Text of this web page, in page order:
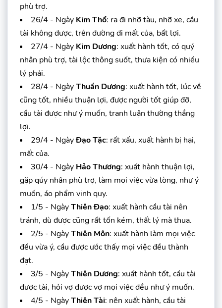
phù trợ.
26/4 - Ngày Kim Thổ: ra đi nhỡ tàu, nhỡ xe, cầu
tài không được, trên đường đi mất của, bất lợi.
27/4 - Ngày Kim Dương: xuất hành tốt, có quý
nhân phù trợ, tài lộc thông suốt, thưa kiện có nhiều
lý phải.
28/4 - NgàyThuần Dương: xuất hành tốt, lúc về
cũng tốt, nhiều thuận lợi, được người tốt giúp đỡ,
cầu tài được như ý muốn, tranh luận thường thắng
lợi.
29/4 - NgàyĐạo Tặc: rất xấu, xuất hành bị hại,
mất của.
30/4 - Ngày Hảo Thương: xuất hành thuận lợi,
gặp qúy nhân phù trợ, làm mọi việc vừa lòng, như ý
muốn, áo phẩm vinh quy.
1/5 - NgàyThiên Đạo: xuất hành cầu tài nên
tránh, dù được cũng rất tốn kém, thất lý mà thua.
2/5 - NgàyThiên Môn: xuất hành làm mọi việc
đều vừa ý, cầu được ước thấy mọi việc đều thành
đạt.
3/5 - NgàyThiên Dương: xuất hành tốt, cầu tài
được tài, hỏi vợ được vợ mọi việc đều như ý muốn.
4/5 - NgàyThiên Tài: nên xuất hành, cầu tài